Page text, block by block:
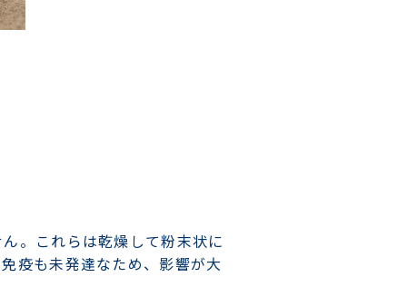
。これらは乾燥して粉末状に
疫も未発達なため、影響が大